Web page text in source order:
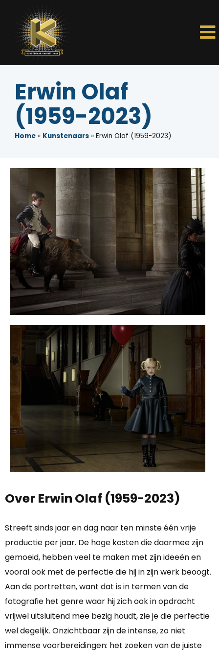
Erwin Olaf
(1959-2023)
Home » Kunstenaars » Erwin Olaf (1959-2023)
Over Erwin Olaf (1959-2023)
Streeft sinds jaar en dag naar ten minste één vrije
productie per jaar. De hoge kosten die daarmee zijn
gemoeid, hebben veel te maken met zijn ideeën en
vooral ook met de perfectie die hij in zijn werk beoogt.
Aan de portretten, want dat is in termen van de
fotografie het genre waar hij zich ook in opdracht
vrijwel uitsluitend mee bezig houdt, zie je die perfectie
wel degelijk. Onzichtbaar zijn de intense, zo niet
immense voorbereidingen: het zoeken van de juiste